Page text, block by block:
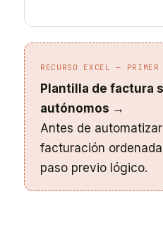
RECURSO EXCEL — PRIMER
Plantilla de factura
autónomos →
Antes de
facturación ordenada
paso previo lógico.